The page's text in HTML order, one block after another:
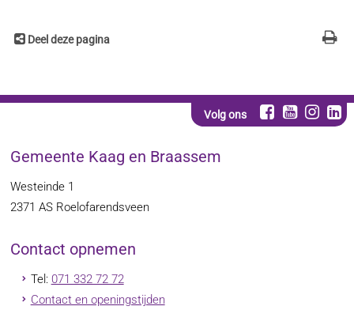
Deel deze pagina
Volg ons
Gemeente Kaag en Braassem
Westeinde 1
2371 AS Roelofarendsveen
Contact opnemen
Tel: 071 332 72 72
Contact en openingstijden